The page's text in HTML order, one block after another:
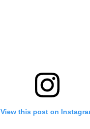
View this post on